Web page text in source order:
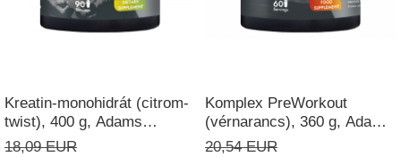
Kreatin-monohidrát (citrom-
twist), 400 g, Adams
Supplements
18,09 EUR
Komplex PreWorkout
(vérnarancs), 360 g, Adams
Supplements
20,54 EUR